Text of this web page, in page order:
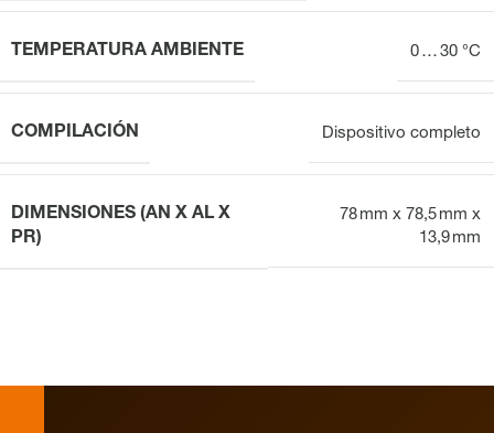
TEMPERATURA AMBIENTE 0 … 30 °C
COMPILACIÓN Dispositivo completo
DIMENSIONES (AN X AL X
PR)
78 mm x 78,5 mm x
13,9 mm